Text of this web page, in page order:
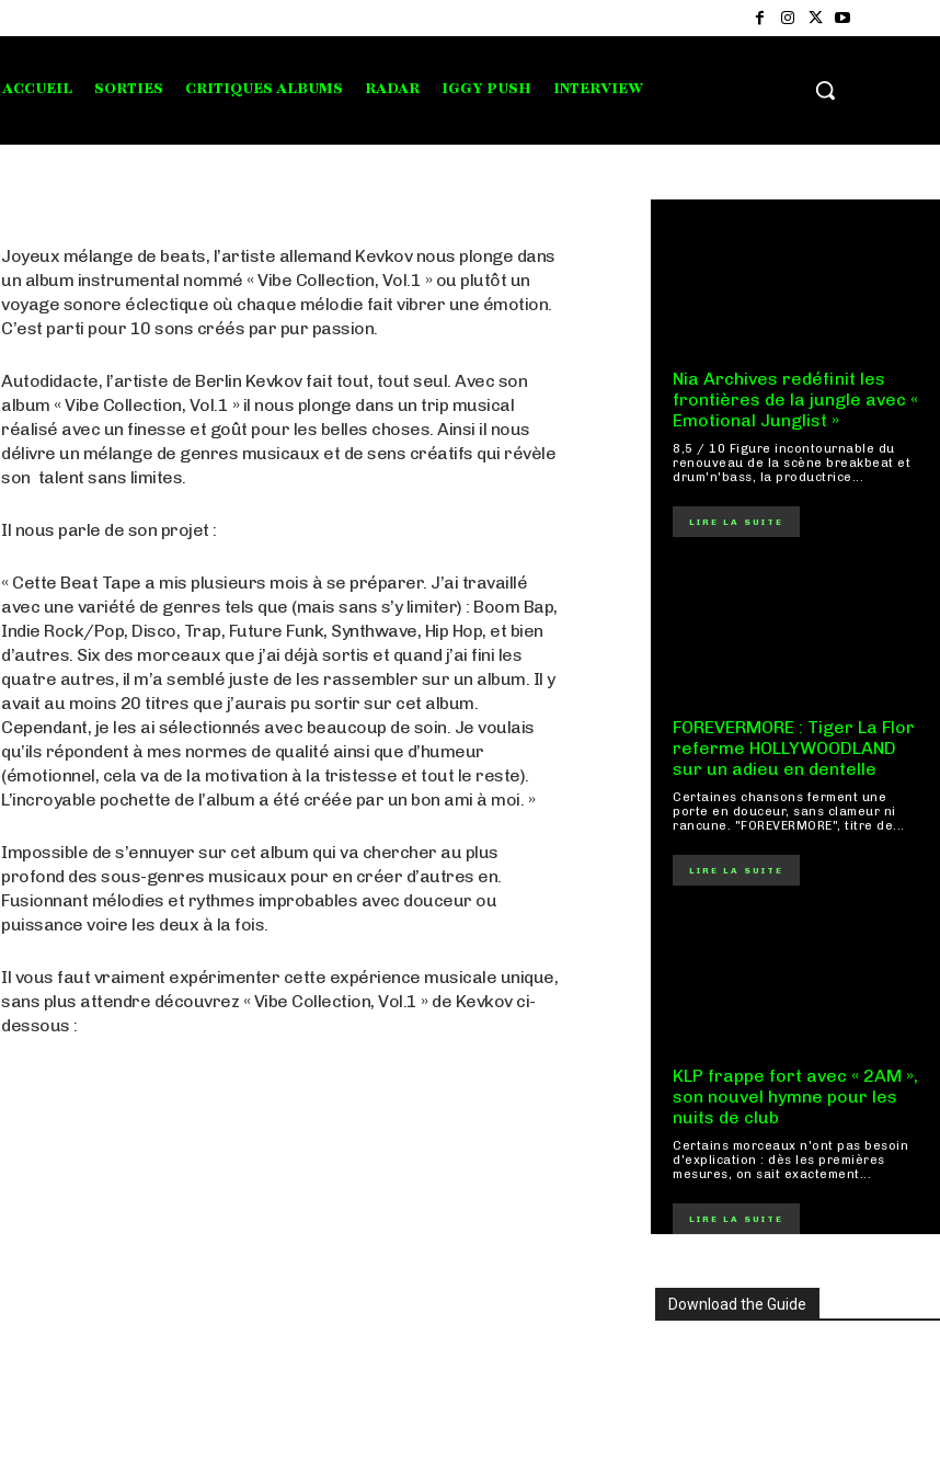
ACCUEIL SORTIES CRITIQUES ALBUMS RADAR IGGY PUSH INTERVIEW
Joyeux mélange de beats, l’artiste allemand Kevkov nous plonge dans
un album instrumental nommé « Vibe Collection, Vol.1 » ou plutôt un
voyage sonore éclectique où chaque mélodie fait vibrer une émotion.
C’est parti pour 10 sons créés par pur passion.
Autodidacte, l’artiste de Berlin Kevkov fait tout, tout seul. Avec son
album « Vibe Collection, Vol.1 » il nous plonge dans un trip musical
réalisé avec un finesse et goût pour les belles choses. Ainsi il nous
délivre un mélange de genres musicaux et de sens créatifs qui révèle
son talent sans limites.
Il nous parle de son projet :
« Cette Beat Tape a mis plusieurs mois à se préparer. J’ai travaillé
avec une variété de genres tels que (mais sans s’y limiter) : Boom Bap,
Indie Rock/Pop, Disco, Trap, Future Funk, Synthwave, Hip Hop, et bien
d’autres. Six des morceaux que j’ai déjà sortis et quand j’ai fini les
quatre autres, il m’a semblé juste de les rassembler sur un album. Il y
avait au moins 20 titres que j’aurais pu sortir sur cet album.
Cependant, je les ai sélectionnés avec beaucoup de soin. Je voulais
qu’ils répondent à mes normes de qualité ainsi que d’humeur
(émotionnel, cela va de la motivation à la tristesse et tout le reste).
L’incroyable pochette de l’album a été créée par un bon ami à moi. »
Impossible de s’ennuyer sur cet album qui va chercher au plus
profond des sous-genres musicaux pour en créer d’autres en.
Fusionnant mélodies et rythmes improbables avec douceur ou
puissance voire les deux à la fois.
Il vous faut vraiment expérimenter cette expérience musicale unique,
sans plus attendre découvrez « Vibe Collection, Vol.1 » de Kevkov ci-
dessous :
Nia Archives redéfinit les
frontières de la jungle avec «
Emotional Junglist »
8,5 / 10 Figure incontournable du
renouveau de la scène breakbeat et
drum'n'bass, la productrice...
LIRE LA SUITE
FOREVERMORE : Tiger La Flor
referme HOLLYWOODLAND
sur un adieu en dentelle
Certaines chansons ferment une
porte en douceur, sans clameur ni
rancune. "FOREVERMORE", titre de...
LIRE LA SUITE
KLP frappe fort avec « 2AM »,
son nouvel hymne pour les
nuits de club
Certains morceaux n'ont pas besoin
d'explication : dès les premières
mesures, on sait exactement...
LIRE LA SUITE
Download the Guide